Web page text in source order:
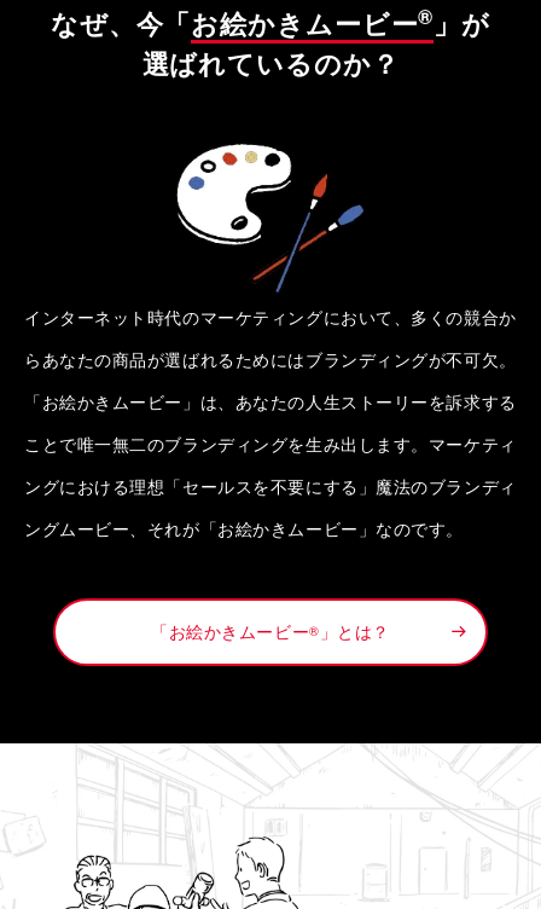
なぜ、今「お絵かきムービー® 」が
選ばれているのか？
インターネット時代のマーケティングにおいて、多くの競合か
らあなたの商品が選ばれるためにはブランディングが不可欠。
「お絵かきムービー」は、あなたの人生ストーリーを訴求する
ことで唯一無二のブランディングを生み出します。マーケティ
ングにおける理想「セールスを不要にする」魔法のブランディ
ングムービー、それが「お絵かきムービー」なのです。
「お絵かきムービー® 」とは？